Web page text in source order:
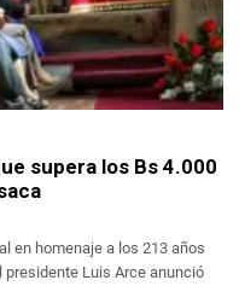
supera los Bs 4.000
en homenaje a los 213 años
presidente Luis Arce anunció